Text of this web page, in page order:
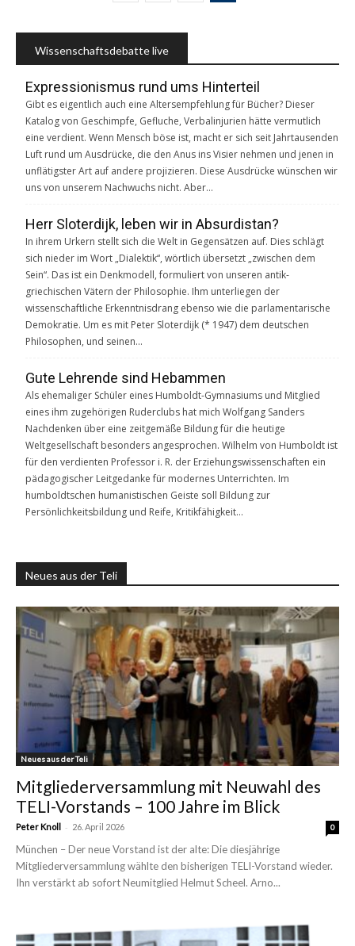
Wissenschaftsdebatte live
Expressionismus rund ums Hinterteil
Gibt es eigentlich auch eine Altersempfehlung für Bücher? Dieser
Katalog von Geschimpfe, Gefluche, Verbalinjurien hätte vermutlich
eine verdient. Wenn Mensch böse ist, macht er sich seit Jahrtausenden
Luft rund um Ausdrücke, die den Anus ins Visier nehmen und jenen in
unflätigster Art auf andere projizieren. Diese Ausdrücke wünschen wir
uns von unserem Nachwuchs nicht. Aber…
Herr Sloterdijk, leben wir in Absurdistan?
In ihrem Urkern stellt sich die Welt in Gegensätzen auf. Dies schlägt
sich nieder im Wort „Dialektik“, wörtlich übersetzt „zwischen dem
Sein“. Das ist ein Denkmodell, formuliert von unseren antik-
griechischen Vätern der Philosophie. Ihm unterliegen der
wissenschaftliche Erkenntnisdrang ebenso wie die parlamentarische
Demokratie. Um es mit Peter Sloterdijk (* 1947) dem deutschen
Philosophen, und seinen…
Gute Lehrende sind Hebammen
Als ehemaliger Schüler eines Humboldt-Gymnasiums und Mitglied
eines ihm zugehörigen Ruderclubs hat mich Wolfgang Sanders
Nachdenken über eine zeitgemäße Bildung für die heutige
Weltgesellschaft besonders angesprochen. Wilhelm von Humboldt ist
für den verdienten Professor i. R. der Erziehungswissenschaften ein
pädagogischer Leitgedanke für modernes Unterrichten. Im
humboldtschen humanistischen Geiste soll Bildung zur
Persönlichkeitsbildung und Reife, Kritikfähigkeit…
Neues aus der Teli
Neues aus der Teli
Mitgliederversammlung mit Neuwahl des
TELI-Vorstands – 100 Jahre im Blick
Peter Knoll - 26. April 2026 0
München – Der neue Vorstand ist der alte: Die diesjährige
Mitgliederversammlung wählte den bisherigen TELI-Vorstand wieder.
Ihn verstärkt ab sofort Neumitglied Helmut Scheel. Arno...